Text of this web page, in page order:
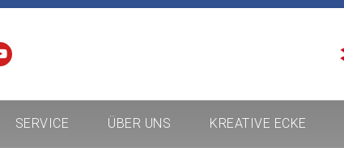
SERVICE ÜBER UNS KREATIVE ECKE